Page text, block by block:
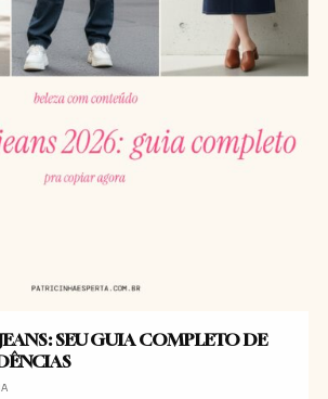
SEU GUIA COMPLETO DE